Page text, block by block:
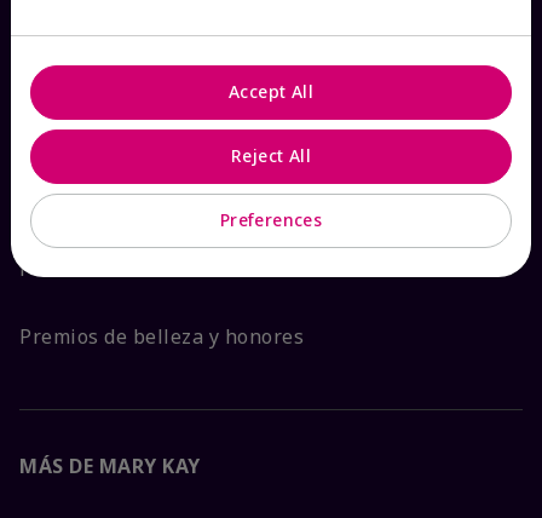
Garantía de Satisfacción
Sobre Mary Kay
Sostenibilidad
Promesa De Producto
Premios de belleza y honores
MÁS DE MARY KAY
Preferences
Reject All
Accept All